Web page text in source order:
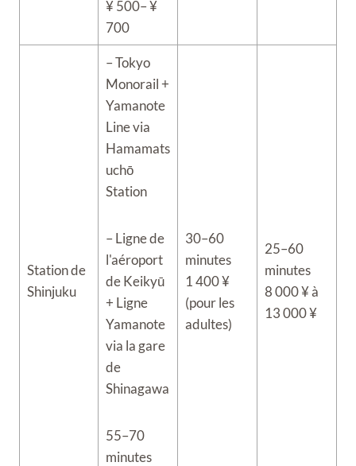
¥ 500– ¥
700
Station de
Shinjuku
– Tokyo
Monorail +
Yamanote
Line via
Hamamats
uchō
Station
– Ligne de
l'aéroport
de Keikyū
+ Ligne
Yamanote
via la gare
de
Shinagawa
55–70
minutes
30–60
minutes
1 400 ¥
(pour les
adultes)
25–60
minutes
8 000 ¥ à
13 000 ¥